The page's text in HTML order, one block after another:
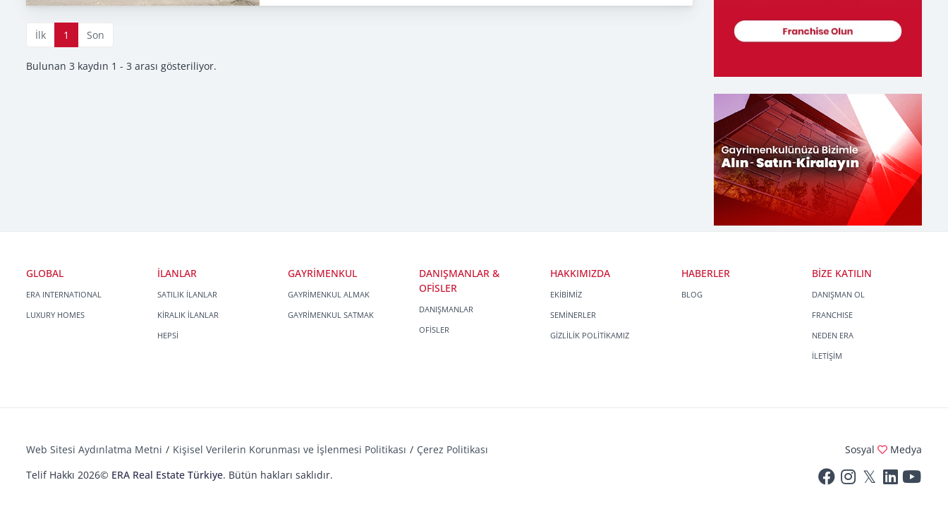
İlk 1 Son
Bulunan 3 kaydın 1 - 3 arası gösteriliyor.
GLOBAL
ERA INTERNATIONAL
LUXURY HOMES
İLANLAR
SATILIK İLANLAR
KİRALIK İLANLAR
HEPSİ
GAYRİMENKUL
GAYRİMENKUL ALMAK
GAYRİMENKUL SATMAK
DANIŞMANLAR &
OFİSLER
DANIŞMANLAR
OFİSLER
HAKKIMIZDA
EKİBİMİZ
SEMİNERLER
GİZLİLİK POLİTİKAMIZ
HABERLER
BLOG
BİZE KATILIN
DANIŞMAN OL
FRANCHISE
NEDEN ERA
İLETİŞİM
Web Sitesi Aydınlatma Metni Kişisel Verilerin Korunması ve İşlenmesi Politikası
Çerez Politikası
Telif Hakkı 2026© ERA Real Estate Türkiye. Bütün hakları saklıdır.
Sosyal Medya